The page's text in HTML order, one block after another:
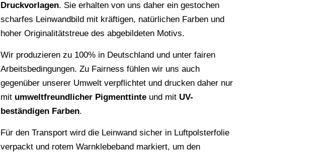
Druckvorlagen. Sie erhalten von uns daher ein gestochen
scharfes Leinwandbild mit kräftigen, natürlichen Farben und
hoher Originalitätstreue des abgebildeten Motivs.
Wir produzieren zu 100% in Deutschland und unter fairen
Arbeitsbedingungen. Zu Fairness fühlen wir uns auch
gegenüber unserer Umwelt verpflichtet und drucken daher nur
mit umweltfreundlicher Pigmenttinte und mit UV-
beständigen Farben.
Für den Transport wird die Leinwand sicher in Luftpolsterfolie
verpackt und rotem Warnklebeband markiert, um den